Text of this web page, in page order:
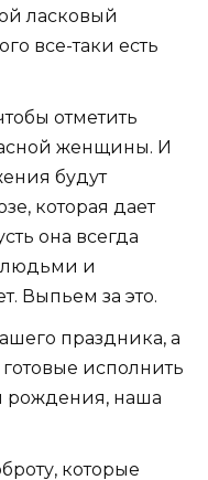
ласковый
все-таки есть
отметить
женщины. И
будут
которая дает
она всегда
и
Выпьем за это.
праздника, а
исполнить
рождения, наша
которые